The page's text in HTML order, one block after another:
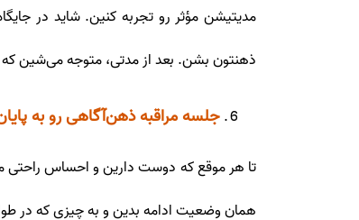
مدیتیشن مؤثر رو تجربه کنین. شاید در
ذهنتون بشن. بعد از مدتی، متوجه می‌شین
جلسه مراقبه ذهن‌آگاهی رو به
تا هر موقع که دوست دارین و احساس راحتی
همان وضعیت ادامه بدین و به چیزی که در